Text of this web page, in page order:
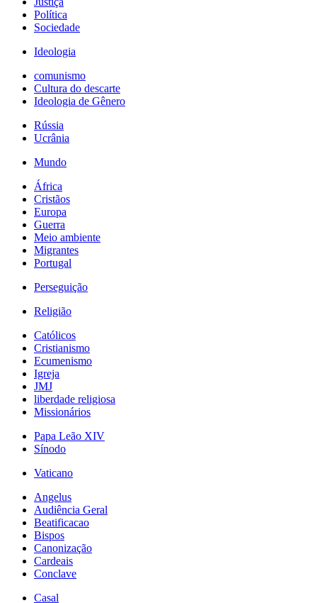
Política
Sociedade
Ideologia
comunismo
Cultura do descarte
Ideologia de Gênero
Rússia
Ucrânia
Mundo
África
Cristãos
Europa
Guerra
Meio ambiente
Migrantes
Portugal
Perseguição
Religião
Católicos
Cristianismo
Ecumenismo
Igreja
JMJ
liberdade religiosa
Missionários
Papa Leão XIV
Sínodo
Vaticano
Angelus
Audiência Geral
Beatificacao
Bispos
Canonização
Cardeais
Conclave
Casal